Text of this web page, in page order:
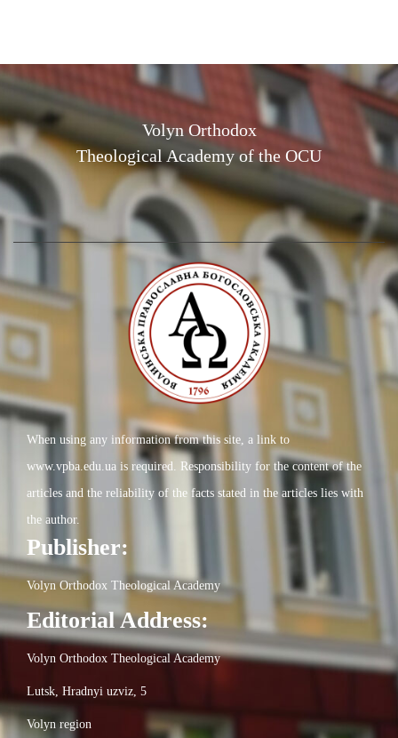
Volyn Orthodox
Theological Academy of the OCU
When using any information from this site, a link to
www.vpba.edu.ua is required. Responsibility for the content of the
articles and the reliability of the facts stated in the articles lies with
the author.
Publisher:
Volyn Orthodox Theological Academy
Editorial Address:
Volyn Orthodox Theological Academy
Lutsk, Hradnyi uzviz, 5
Volyn region